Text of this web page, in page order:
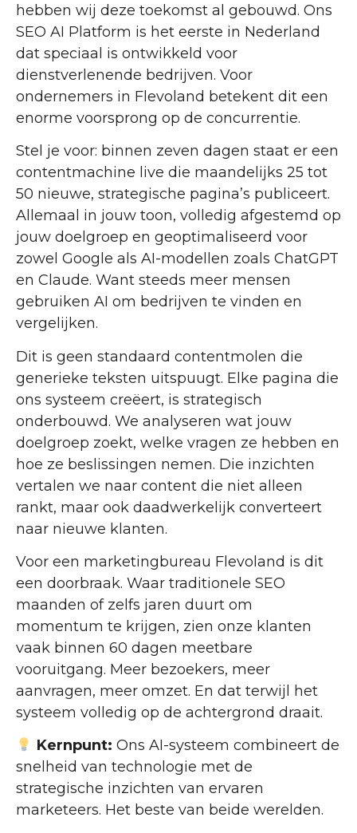
hebben wij deze toekomst al gebouwd. Ons
SEO AI Platform is het eerste in Nederland
dat speciaal is ontwikkeld voor
dienstverlenende bedrijven. Voor
ondernemers in Flevoland betekent dit een
enorme voorsprong op de concurrentie.
Stel je voor: binnen zeven dagen staat er een
contentmachine live die maandelijks 25 tot
50 nieuwe, strategische pagina’s publiceert.
Allemaal in jouw toon, volledig afgestemd op
jouw doelgroep en geoptimaliseerd voor
zowel Google als AI-modellen zoals ChatGPT
en Claude. Want steeds meer mensen
gebruiken AI om bedrijven te vinden en
vergelijken.
Dit is geen standaard contentmolen die
generieke teksten uitspuugt. Elke pagina die
ons systeem creëert, is strategisch
onderbouwd. We analyseren wat jouw
doelgroep zoekt, welke vragen ze hebben en
hoe ze beslissingen nemen. Die inzichten
vertalen we naar content die niet alleen
rankt, maar ook daadwerkelijk converteert
naar nieuwe klanten.
Voor een marketingbureau Flevoland is dit
een doorbraak. Waar traditionele SEO
maanden of zelfs jaren duurt om
momentum te krijgen, zien onze klanten
vaak binnen 60 dagen meetbare
vooruitgang. Meer bezoekers, meer
aanvragen, meer omzet. En dat terwijl het
systeem volledig op de achtergrond draait.
Kernpunt: Ons AI-systeem combineert de
snelheid van technologie met de
strategische inzichten van ervaren
marketeers. Het beste van beide werelden.